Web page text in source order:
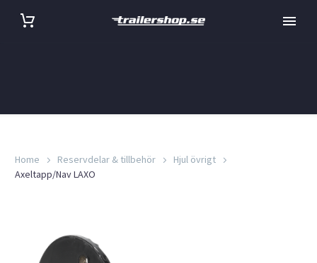
Home Reservdelar & tillbehör
Hjul övrigt
Axeltapp/Nav LAXO